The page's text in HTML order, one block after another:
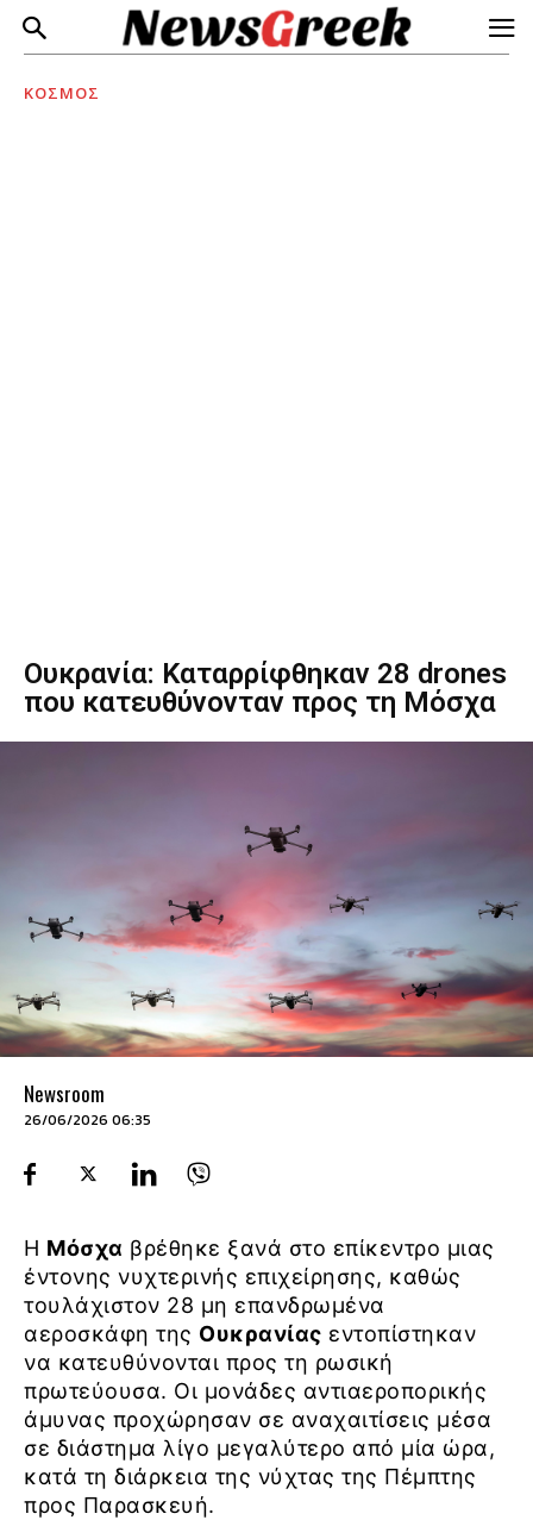
ΚΟΣΜΟΣ
Ουκρανία: Καταρρίφθηκαν 28 drones
που κατευθύνονταν προς τη Μόσχα
Newsroom
26/06/2026 06:35
Η Μόσχα βρέθηκε ξανά στο επίκεντρο μιας
έντονης νυχτερινής επιχείρησης, καθώς
τουλάχιστον 28 μη επανδρωμένα
αεροσκάφη της Ουκρανίας εντοπίστηκαν
να κατευθύνονται προς τη ρωσική
πρωτεύουσα. Οι μονάδες αντιαεροπορικής
άμυνας προχώρησαν σε αναχαιτίσεις μέσα
σε διάστημα λίγο μεγαλύτερο από μία ώρα,
κατά τη διάρκεια της νύχτας της Πέμπτης
προς Παρασκευή.